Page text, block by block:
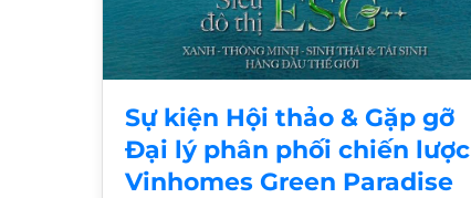
Sự kiện Hội thảo & Gặp gỡ
Đại lý phân phối chiến lược
Vinhomes Green Paradise